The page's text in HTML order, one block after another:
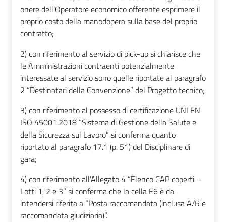
onere dell’Operatore economico offerente esprimere il
proprio costo della manodopera sulla base del proprio
contratto;
2) con riferimento al servizio di pick-up si chiarisce che
le Amministrazioni contraenti potenzialmente
interessate al servizio sono quelle riportate al paragrafo
2 “Destinatari della Convenzione” del Progetto tecnico;
3) con riferimento al possesso di certificazione UNI EN
ISO 45001:2018 “Sistema di Gestione della Salute e
della Sicurezza sul Lavoro” si conferma quanto
riportato al paragrafo 17.1 (p. 51) del Disciplinare di
gara;
4) con riferimento all’Allegato 4 “Elenco CAP coperti –
Lotti 1, 2 e 3” si conferma che la cella E6 è da
intendersi riferita a “Posta raccomandata (inclusa A/R e
raccomandata giudiziaria)”.